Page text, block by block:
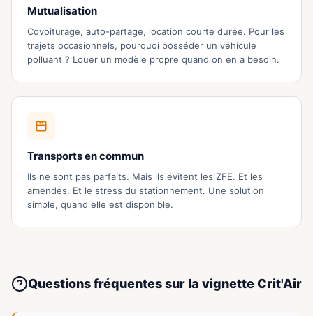
Mutualisation
Covoiturage, auto-partage, location courte durée. Pour les
trajets occasionnels, pourquoi posséder un véhicule
polluant ? Louer un modèle propre quand on en a besoin.
Transports en commun
Ils ne sont pas parfaits. Mais ils évitent les ZFE. Et les
amendes. Et le stress du stationnement. Une solution
simple, quand elle est disponible.
Questions fréquentes sur la vignette Crit'Air